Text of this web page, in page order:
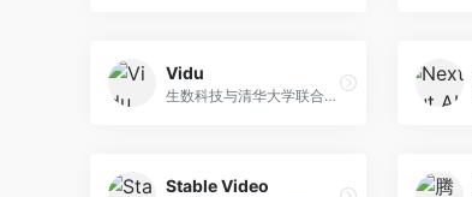
Vidu
生数科技与清华大学联合研发的AI视频生成大模型。面向视频创作者和内容生产者，支持文生视频、图生视频，视频质量高，物理运动理解准确，国产视频生成领先工具。
Stable Video